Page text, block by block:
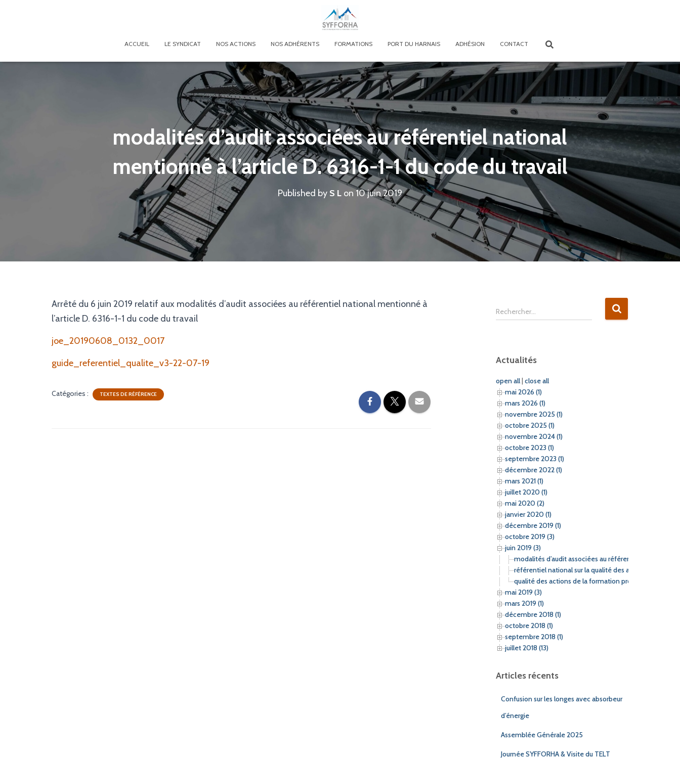
ACCUEIL LE SYNDICAT NOS ACTIONS NOS ADHÉRENTS FORMATIONS PORT DU HARNAIS ADHÉSION CONTACT
modalités d’audit associées au référentiel national
mentionné à l’article D. 6316-1-1 du code du travail
Published by S L on 10 juin 2019
Arrêté du 6 juin 2019 relatif aux modalités d’audit associées au référentiel national mentionné à
l’article D. 6316-1-1 du code du travail
joe_20190608_0132_0017
guide_referentiel_qualite_v3-22-07-19
Catégories : TEXTES DE RÉFÉRENCE
R
e
r
h
e
r
Rechercher…
Actualités
open all| close all
mai 2026 (1)
mars 2026 (1)
novembre 2025 (1)
octobre 2025 (1)
novembre 2024 (1)
octobre 2023 (1)
septembre 2023 (1)
décembre 2022 (1)
mars 2021 (1)
juillet 2020 (1)
mai 2020 (2)
janvier 2020 (1)
décembre 2019 (1)
octobre 2019 (3)
juin 2019 (3)
modalités d’audit associées au référentiel national
référentiel national sur la qualité des actions
qualité des actions de la formation professionnelle
mai 2019 (3)
mars 2019 (1)
décembre 2018 (1)
octobre 2018 (1)
septembre 2018 (1)
juillet 2018 (13)
Articles récents
Confusion sur les longes avec absorbeur
d’énergie
Assemblée Générale 2025
Journée SYFFORHA & Visite du TELT